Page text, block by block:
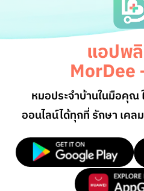
แอปพ
MorDee
หมอประจำบ้านในมือคุณ
ออนไลน์ได้ทุกที่ รักษา เคล